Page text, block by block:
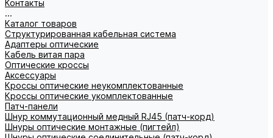
Контакты
...
Каталог товаров
Структурированная кабельная система
Адаптеры оптические
Кабель витая пара
Оптические кроссы
Аксессуары
Кроссы оптические неукомплектованные
Кроссы оптические укомплектованные
Патч-панели
Шнур коммутационный медный RJ45 (патч-корд)
Шнуры оптические монтажные (пигтейл)